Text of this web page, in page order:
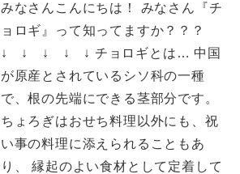
みなさんこんにちは！ みなさん『チ
ョロギ』って知ってますか？？？
↓ ↓ ↓ ↓ ↓ チョロギとは… 中国
が原産とされているシソ科の一種
で、根の先端にできる茎部分です。
ちょろぎはおせち料理以外にも、祝
い事の料理に添えられることもあ
り、 縁起のよい食材として定着して